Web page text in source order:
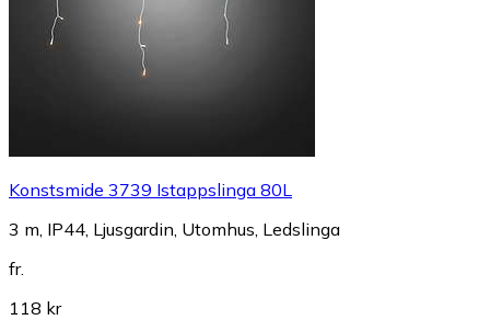
Konstsmide 3739 Istappslinga 80L
3 m, IP44, Ljusgardin, Utomhus, Ledslinga
fr.
118 kr